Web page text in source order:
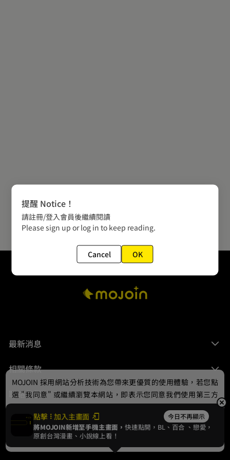
最新消息
相關條款
聯絡我們
© 2024 gamania Digital Entertainment Co., Ltd.
點擊 加入主畫面 今日不再顯示
將MOJOIN新增至手機主畫面，快速點開，BL、 百合 、戀愛，
原創台灣漫畫、小說線上看！
MOJOIN 採用網站分析技術為您帶來更優質的使用體驗，若您點
選 "我同意" 或繼續瀏覽本網站，即表示您同意我們使用第三方
Cookie，欲瞭解更多資訊請見隱私權政策。
我同意
提醒 Notice！
請註冊/登入會員後繼續閱讀
Please sign up or log in to keep reading.
Cancel OK